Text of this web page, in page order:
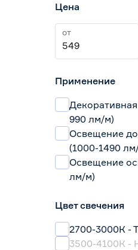
Цена
от
Применение
990 лм/м)
Освещение
(1000-1490
Освещение
лм/м)
Цвет свечения
2700-3000К -
3500-4100К -